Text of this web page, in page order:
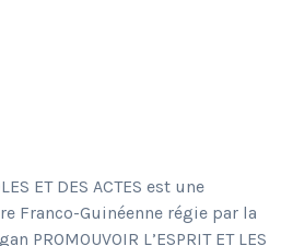
ET DES ACTES est une
Franco-Guinéenne régie par la
PROMOUVOIR L’ESPRIT ET LES